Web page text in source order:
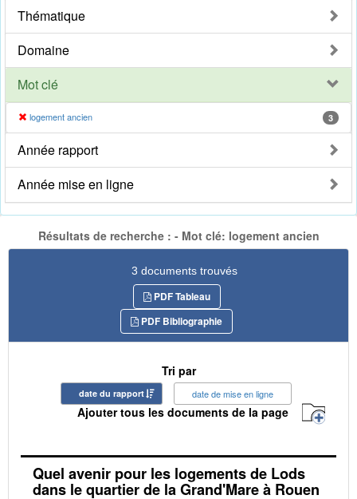
Thématique
Domaine
Mot clé
logement ancien 3
Année rapport
Année mise en ligne
Résultats de recherche : - Mot clé: logement ancien
3 documents trouvés
PDF Tableau
PDF Bibliographie
Tri par
date du rapport date de mise en ligne
Ajouter tous les documents de la page
Quel avenir pour les logements de Lods
dans le quartier de la Grand'Mare à Rouen